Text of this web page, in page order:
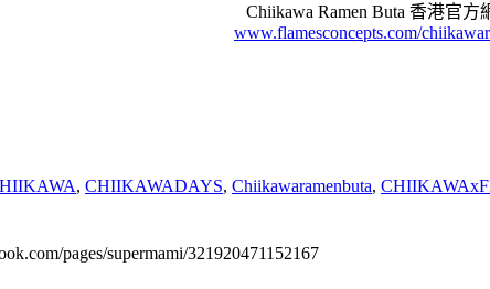
Chiikawa Ramen Buta 香港官方
www.flamesconcepts.com/
, CHIIKAWADAYS, Chiikawaramenbuta,
pages/supermami/321920471152167